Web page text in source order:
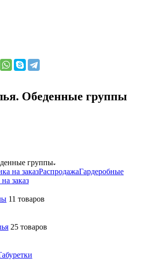
Обеденные группы
группы
на заказРаспродажаГардеробные
заказ
11 товаров
25 товаров